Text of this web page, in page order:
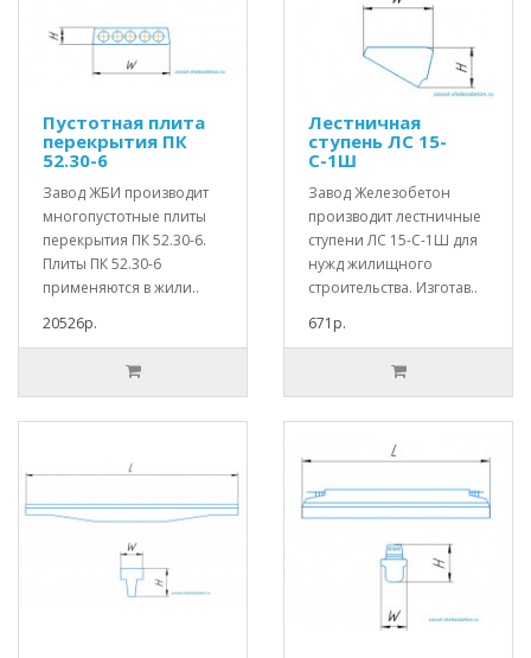
Пустотная плита
перекрытия ПК
52.30-6
Завод ЖБИ производит
многопустотные плиты
перекрытия ПК 52.30-6.
Плиты ПК 52.30-6
применяются в жили..
20526р.
Лестничная
ступень ЛС 15-
С-1Ш
Завод Железобетон
производит лестничные
ступени ЛС 15-С-1Ш для
нужд жилищного
строительства. Изготав..
671р.